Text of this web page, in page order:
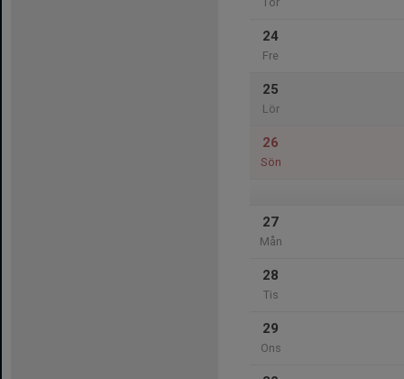
24
Fre
25
Lör
26
Sön
27
Mån
28
Tis
29
Ons